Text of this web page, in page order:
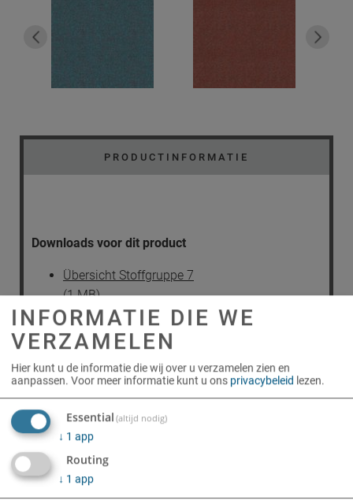
PRODUCTINFORMATIE
Downloads voor dit product
Übersicht Stoffgruppe 7
(1 MB)
Datenblatt Gruppe 7-Easy-718-723
(403 KB)
Datenblatt Gruppe 7-Harper-710-715
(502 KB)
(503 KB)
INFORMATIE DIE WE
VERZAMELEN
Hier kunt u de informatie die wij over u verzamelen zien en
aanpassen. Voor meer informatie kunt u ons privacybeleid lezen.
Essential (altijd nodig)
↓ 1 app
Routing
↓ 1 app